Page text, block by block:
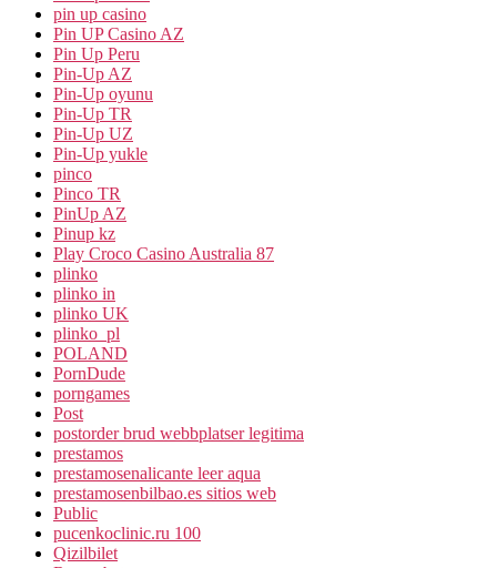
pin up casino
Pin UP Casino AZ
Pin Up Peru
Pin-Up AZ
Pin-Up oyunu
Pin-Up TR
Pin-Up UZ
Pin-Up yukle
pinco
Pinco TR
PinUp AZ
Pinup kz
Play Croco Casino Australia 87
plinko
plinko in
plinko UK
plinko_pl
POLAND
PornDude
porngames
Post
postorder brud webbplatser legitima
prestamos
prestamosenalicante leer aqua
prestamosenbilbao.es sitios web
Public
pucenkoclinic.ru 100
Qizilbilet